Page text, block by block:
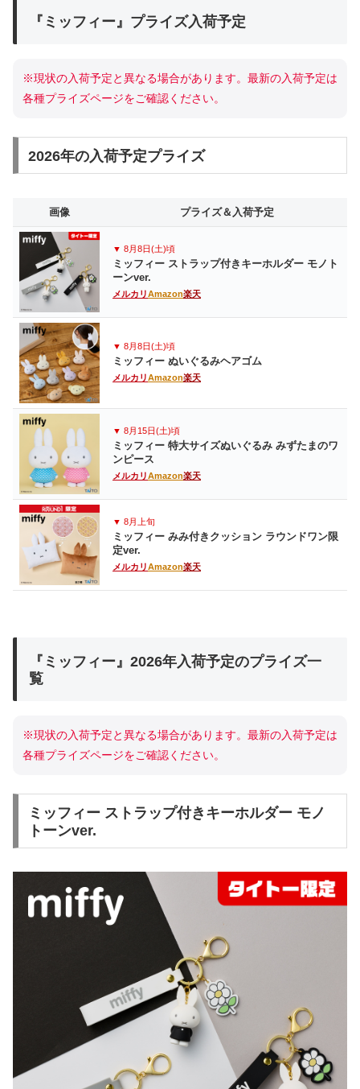
『ミッフィー』プライズ入荷予定
※現状の入荷予定と異なる場合があります。最新の入荷予定は
各種プライズページをご確認ください。
2026年の入荷予定プライズ
画像 プライズ＆入荷予定
▼ 8月8日(土)頃
ミッフィー ストラップ付きキーホルダー モノト
ーンver.
メルカリAmazon楽天
▼ 8月8日(土)頃
ミッフィー ぬいぐるみヘアゴム
メルカリAmazon楽天
▼ 8月15日(土)頃
ミッフィー 特大サイズぬいぐるみ みずたまのワ
ンピース
メルカリAmazon楽天
▼ 8月上旬
ミッフィー みみ付きクッション ラウンドワン限
定ver.
メルカリAmazon楽天
『ミッフィー』2026年入荷予定のプライズ一
覧
※現状の入荷予定と異なる場合があります。最新の入荷予定は
各種プライズページをご確認ください。
ミッフィー ストラップ付きキーホルダー モノ
トーンver.